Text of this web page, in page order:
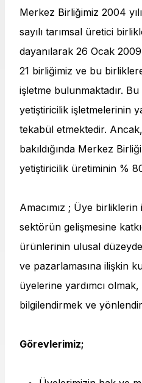
Merkez Birliğimiz 2004
sayılı tarımsal üretici
dayanılarak 26 Ocak
21 birliğimiz ve bu
işletme bulunmaktadır.
yetiştiricilik işletmelerinin
tekabül etmektedir.
bakıldığında Merkez
yetiştiricilik üretiminin %
Amacımız ; Üye
sektörün gelişmesine
ürünlerinin ulusal
ve pazarlamasına ilişkin
üyelerine yardımcı
bilgilendirmek ve
Görevlerimiz;